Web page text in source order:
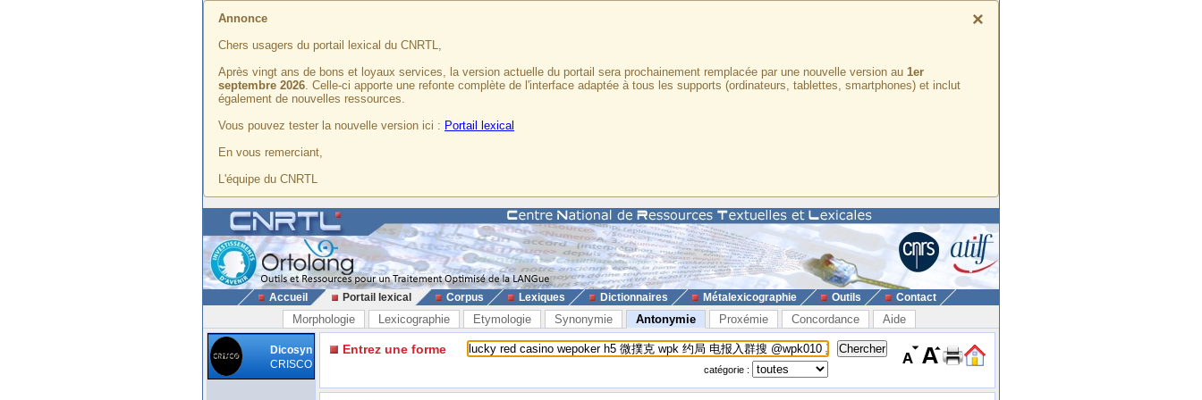
×
Annonce
Chers usagers du portail lexical du CNRTL,
Après vingt ans de bons et loyaux services, la version actuelle du portail sera prochainement remplacée par une nouvelle version au 1er
septembre 2026. Celle-ci apporte une refonte complète de l'interface adaptée à tous les supports (ordinateurs, tablettes, smartphones) et inclut
également de nouvelles ressources.
Vous pouvez tester la nouvelle version ici : Portail lexical
En vous remerciant,
L'équipe du CNRTL
Accueil Portail lexical Corpus Lexiques Dictionnaires Métalexicographie Outils Contact
Morphologie Lexicographie Etymologie Synonymie Antonymie Proxémie Concordance Aide
Dicosyn
CRISCO
Entrez une forme
catégorie :